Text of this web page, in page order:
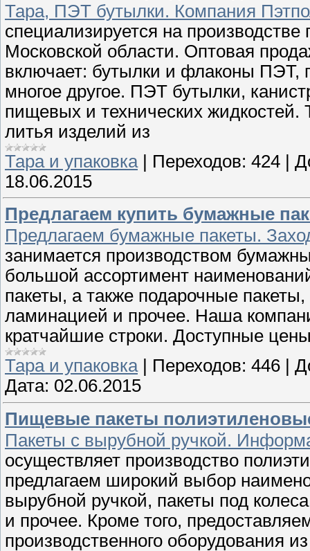
Тара, ПЭТ бутылки. Компания
специализируется на
Московской области. Оптовая
включает: бутылки и флаконы ПЭТ,
многое другое. ПЭТ бутылки,
пищевых и технических
литья изделий из
Тара и упаковка | Переходов: 424 |
18.06.2015
Предлагаем купить бумажные
Предлагаем бумажные пакеты.
занимается производством
большой ассортимент
пакеты, а также подарочные
ламинацией и прочее. Наша
кратчайшие строки. Доступные
Тара и упаковка| Переходов: 446
Дата: 02.06.2015
Пищевые пакеты
Пакеты с вырубной ручкой.
осуществляет производство
предлагаем широкий выбор
вырубной ручкой, пакеты под
и прочее. Кроме того,
производственного оборудования